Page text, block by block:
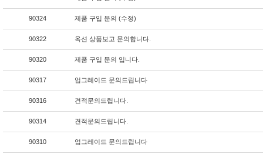
90324 제품 구입 문의 (수정)
90322 옥션 상품보고 문의합니다.
90320 제품 구입 문의 입니다.
90317 업그레이드 문의드립니다
90316 견적문의드립니다.
90314 견적문의드립니다.
90310 업그레이드 문의드립니다